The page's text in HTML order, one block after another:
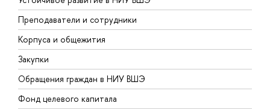
Преподаватели и сотрудники
Корпуса и общежития
Закупки
Обращения граждан в НИУ ВШЭ
Фонд целевого капитала